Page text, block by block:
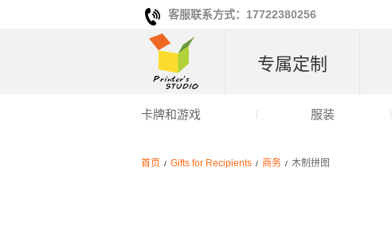
首页 / Gifts for Recipients / 商务 / 木制拼图
客服联系方式：17722380256
专属定制
卡牌和游戏 服装